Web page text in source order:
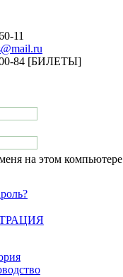
11
00-84 [БИЛЕТЫ]
на этом компьютере